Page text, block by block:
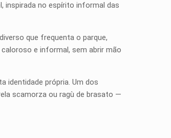
inspirada no espírito informal das
que frequenta o parque,
e informal, sem abrir mão
identidade própria. Um dos
scamorza ou ragù de brasato —